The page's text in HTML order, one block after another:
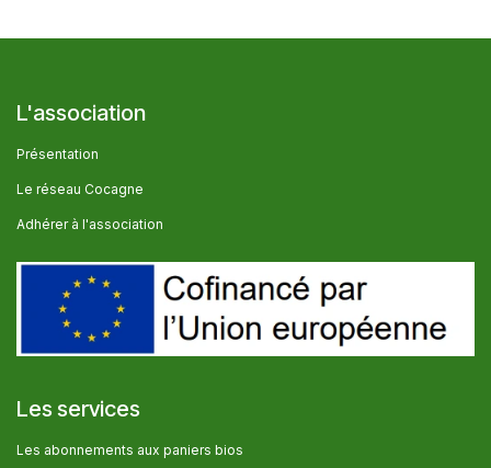
L'association
Présentation
Le réseau Cocagne
Adhérer à l'association
Les services
Les abonnem​ents aux paniers bios